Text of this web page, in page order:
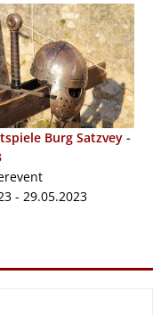
Burg Satzvey -
- 29.05.2023
2022
noch mal einen Blick
aus dem Jahr 2022. Am
waren wir bei herrlichem
Zur